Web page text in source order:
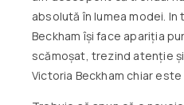
absolută în lumea modei. In
Beckham își face apariția
scămoșat, trezind atenție
Victoria Beckham chiar